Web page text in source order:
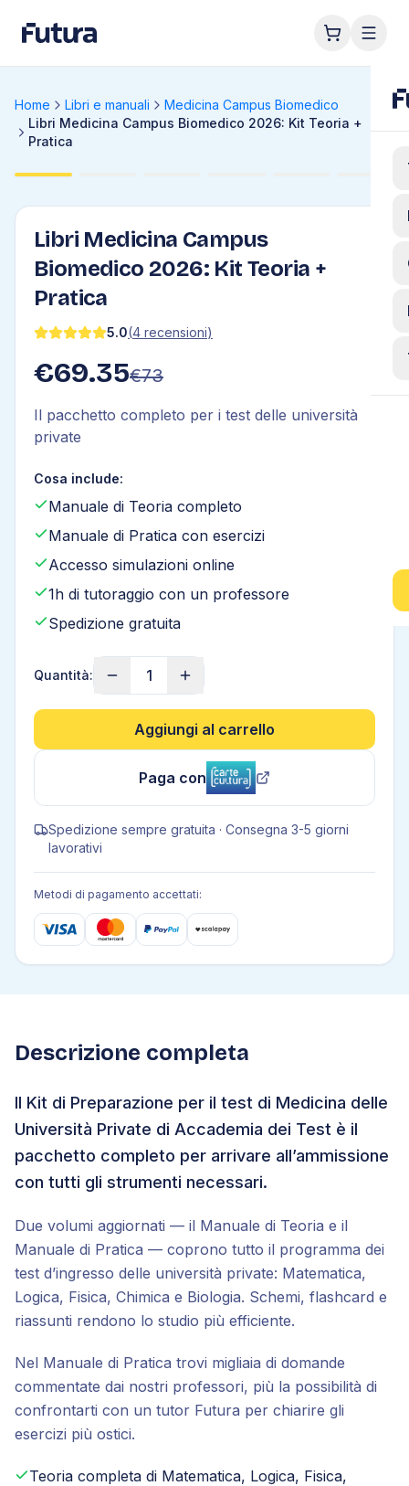
Home Libri e manuali
Medicina Campus Biomedico
Libri Medicina Campus Biomedico 2026: Kit Teoria +
Pratica
Libri Medicina Campus
Biomedico 2026: Kit Teoria +
Pratica
5.0(4 recensioni)
€69.35€73
Il pacchetto completo per i test delle università
private
Cosa include:
Manuale di Teoria completo
Manuale di Pratica con esercizi
Accesso simulazioni online
1h di tutoraggio con un professore
Spedizione gratuita
Quantità: 1
Aggiungi al carrello
Paga con
Spedizione sempre gratuita · Consegna 3-5 giorni
lavorativi
Metodi di pagamento accettati:
Descrizione completa
Il Kit di Preparazione per il test di Medicina delle
Università Private di Accademia dei Test è il
pacchetto completo per arrivare all’ammissione
con tutti gli strumenti necessari.
Due volumi aggiornati — il Manuale di Teoria e il
Manuale di Pratica — coprono tutto il programma dei
test d’ingresso delle università private: Matematica,
Logica, Fisica, Chimica e Biologia. Schemi, flashcard e
riassunti rendono lo studio più efficiente.
Nel Manuale di Pratica trovi migliaia di domande
commentate dai nostri professori, più la possibilità di
confrontarti con un tutor Futura per chiarire gli
esercizi più ostici.
Teoria completa di Matematica, Logica, Fisica,